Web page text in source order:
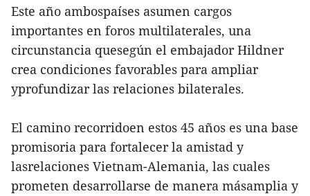
Este año ambospaíses asumen cargos
importantes en foros multilaterales, una
circunstancia quesegún el embajador Hildner
crea condiciones favorables para ampliar
yprofundizar las relaciones bilaterales.
El camino recorridoen estos 45 años es una base
promisoria para fortalecer la amistad y
lasrelaciones Vietnam-Alemania, las cuales
prometen desarrollarse de manera másamplia y